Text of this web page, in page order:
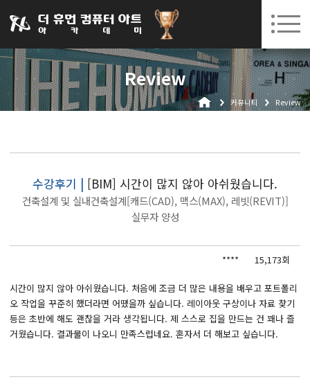
031-252-7277 수원캠퍼스 개강 08. 24.(월)
로그인 회원가입 고객센터
Review
커뮤니티 Review
수강후기 | [BIM] 시간이 많지 않아 아쉬웠습니다.
건축설계 및 실내건축설계[캐드(CAD), 맥스(MAX), 레빗(REVIT)]
실무자 양성
**** 15,173회
시간이 많지 않아 아쉬웠습니다. 처음에 조금 더 많은 내용을 배우고 포트폴리
오 작업을 꾸준히 했더라면 어땠을까 싶습니다. 레이아웃 구상이나 자료 찾기
등은 초반에 해도 괜찮을 거라 생각됩니다. 제 스스로 집을 만드는 건 꽤나 즐
거웠습니다. 결과물이 나오니 만족스럽네요. 혼자서 더 해보고 싶습니다.
아카데미소개
인사말
오시는길
국비지원 무료교육
BIM 건축설계 및 실내건축설계(캐드(CAD),맥스(MAX),레빗(REVIT))실무자 양성과정
React, Veu 프레임워크 기반 프론트엔드 개발 양성 지원
반응형/웹퍼블리셔/프론트엔드 웹개발자(웹디자인)
자바(Java)기반 JSP/스프링 웹개발자(정보처리산업기사)(과정평가형)